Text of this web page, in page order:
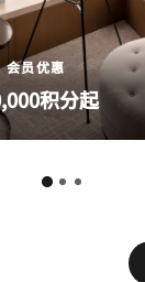
会员优惠
积分起